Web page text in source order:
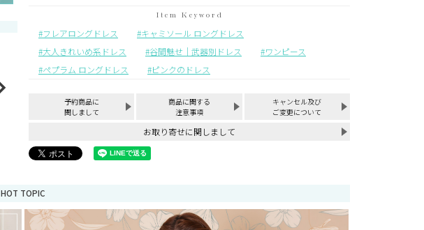
フレアロングドレス
キャミソール ロングドレス
大人きれいめ系ドレス
谷間魅せ｜武器別ドレス
ワンピース
ペプラム ロングドレス
ピンクのドレス
予約商品に
関しまして
商品に関する
注意事項
キャンセル及び
ご変更について
お取り寄せに関しまして
HOT TOPIC